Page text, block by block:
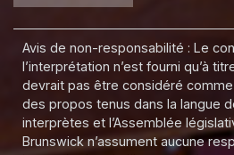
Avis de non-responsabilité : Le
l’interprétation n’est fourni qu’à
devrait pas être considéré
des propos tenus dans la langue
interprètes et l’Assemblée
Brunswick n’assument aucune